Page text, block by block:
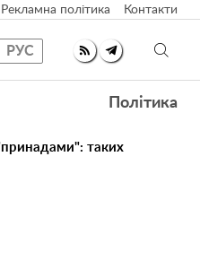
Рекламна політика Контакти
РУС
Політика
таких